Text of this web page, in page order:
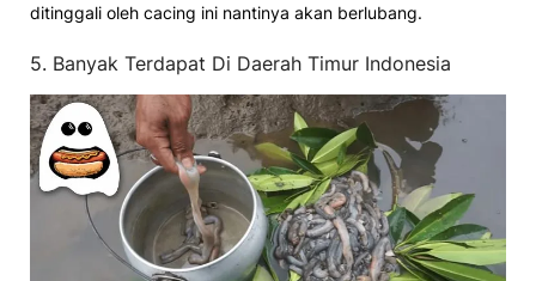
ditinggali oleh cacing ini nantinya akan berlubang.
5. Banyak Terdapat Di Daerah Timur Indonesia